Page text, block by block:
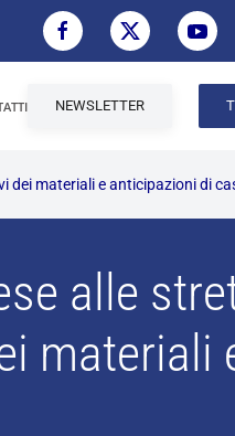
NEWSLETTER
dei materiali e anticipazioni di
alle
materiali